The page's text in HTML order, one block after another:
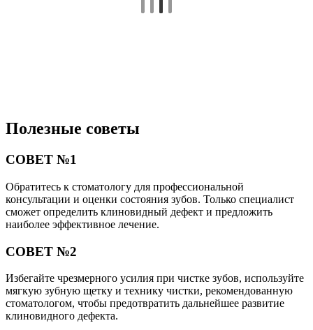
Полезные советы
СОВЕТ №1
Обратитесь к стоматологу для профессиональной
консультации и оценки состояния зубов. Только специалист
сможет определить клиновидный дефект и предложить
наиболее эффективное лечение.
СОВЕТ №2
Избегайте чрезмерного усилия при чистке зубов, используйте
мягкую зубную щетку и технику чистки, рекомендованную
стоматологом, чтобы предотвратить дальнейшее развитие
клиновидного дефекта.